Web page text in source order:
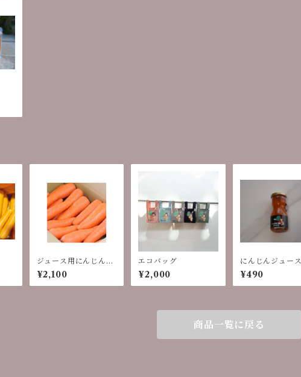
ジュース用にんじん10
キロ
¥2,100
エコバッグ
¥2,000
にんじんジュース
¥490
商品一覧に戻る